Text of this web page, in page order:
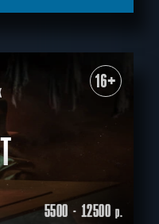
16+
5500 - 12500р.